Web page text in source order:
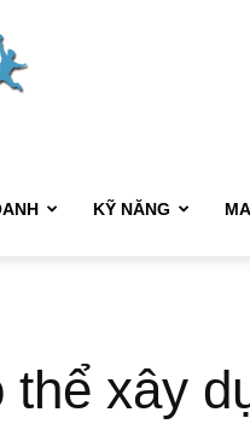
KỸ NĂNG
thể xây